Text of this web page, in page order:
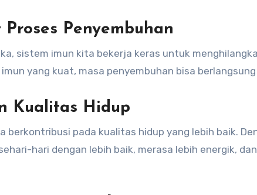
Penyembuhan
sistem imun kita bekerja keras untuk
yang kuat, masa penyembuhan bisa
Kualitas Hidup
berkontribusi pada kualitas hidup yang lebih baik.
hari dengan lebih baik, merasa lebih energik,